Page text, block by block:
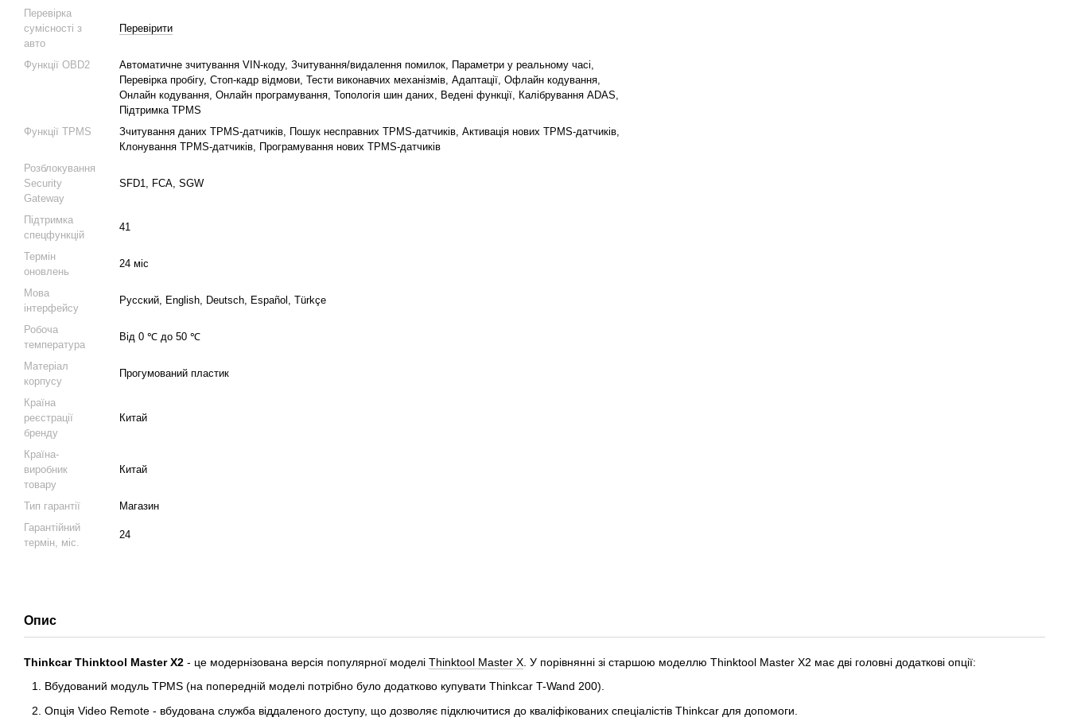
Перевірка
сумісності з
авто
Перевірити
Функції OBD2
Автоматичне зчитування VIN-коду, Зчитування/видалення помилок, Параметри у реальному часі,
Перевірка пробігу, Стоп-кадр відмови, Тести виконавчих механізмів, Адаптації, Офлайн кодування,
Онлайн кодування, Онлайн програмування, Топологія шин даних, Ведені функції, Калібрування ADAS,
Підтримка TPMS
Функції TPMS
Зчитування даних TPMS-датчиків, Пошук несправних TPMS-датчиків, Активація нових TPMS-датчиків,
Клонування TPMS-датчиків, Програмування нових TPMS-датчиків
Розблокування
Security
Gateway
SFD1, FCA, SGW
Підтримка
спецфункцій
41
Термін
оновлень
24 міс
Мова
інтерфейсу
Русский, English, Deutsch, Español, Türkçe
Робоча
температура
Від 0 ℃ до 50 ℃
Матеріал
корпусу
Прогумований пластик
Країна
реєстрації
бренду
Китай
Країна-
виробник
товару
Китай
Тип гарантії
Магазин
Гарантійний
термін, міс.
24
Опис
Thinkcar Thinktool Master X2 - це модернізована версія популярної моделі Thinktool Master X . У порівнянні зі старшою моделлю Thinktool Master X2 має дві головні додаткові опції:
Вбудований модуль TPMS (на попередній моделі потрібно було додатково купувати Thinkcar T-Wand 200).
Опція Video Remote - вбудована служба віддаленого доступу, що дозволяє підключитися до кваліфікованих спеціалістів Thinkcar для допомоги.